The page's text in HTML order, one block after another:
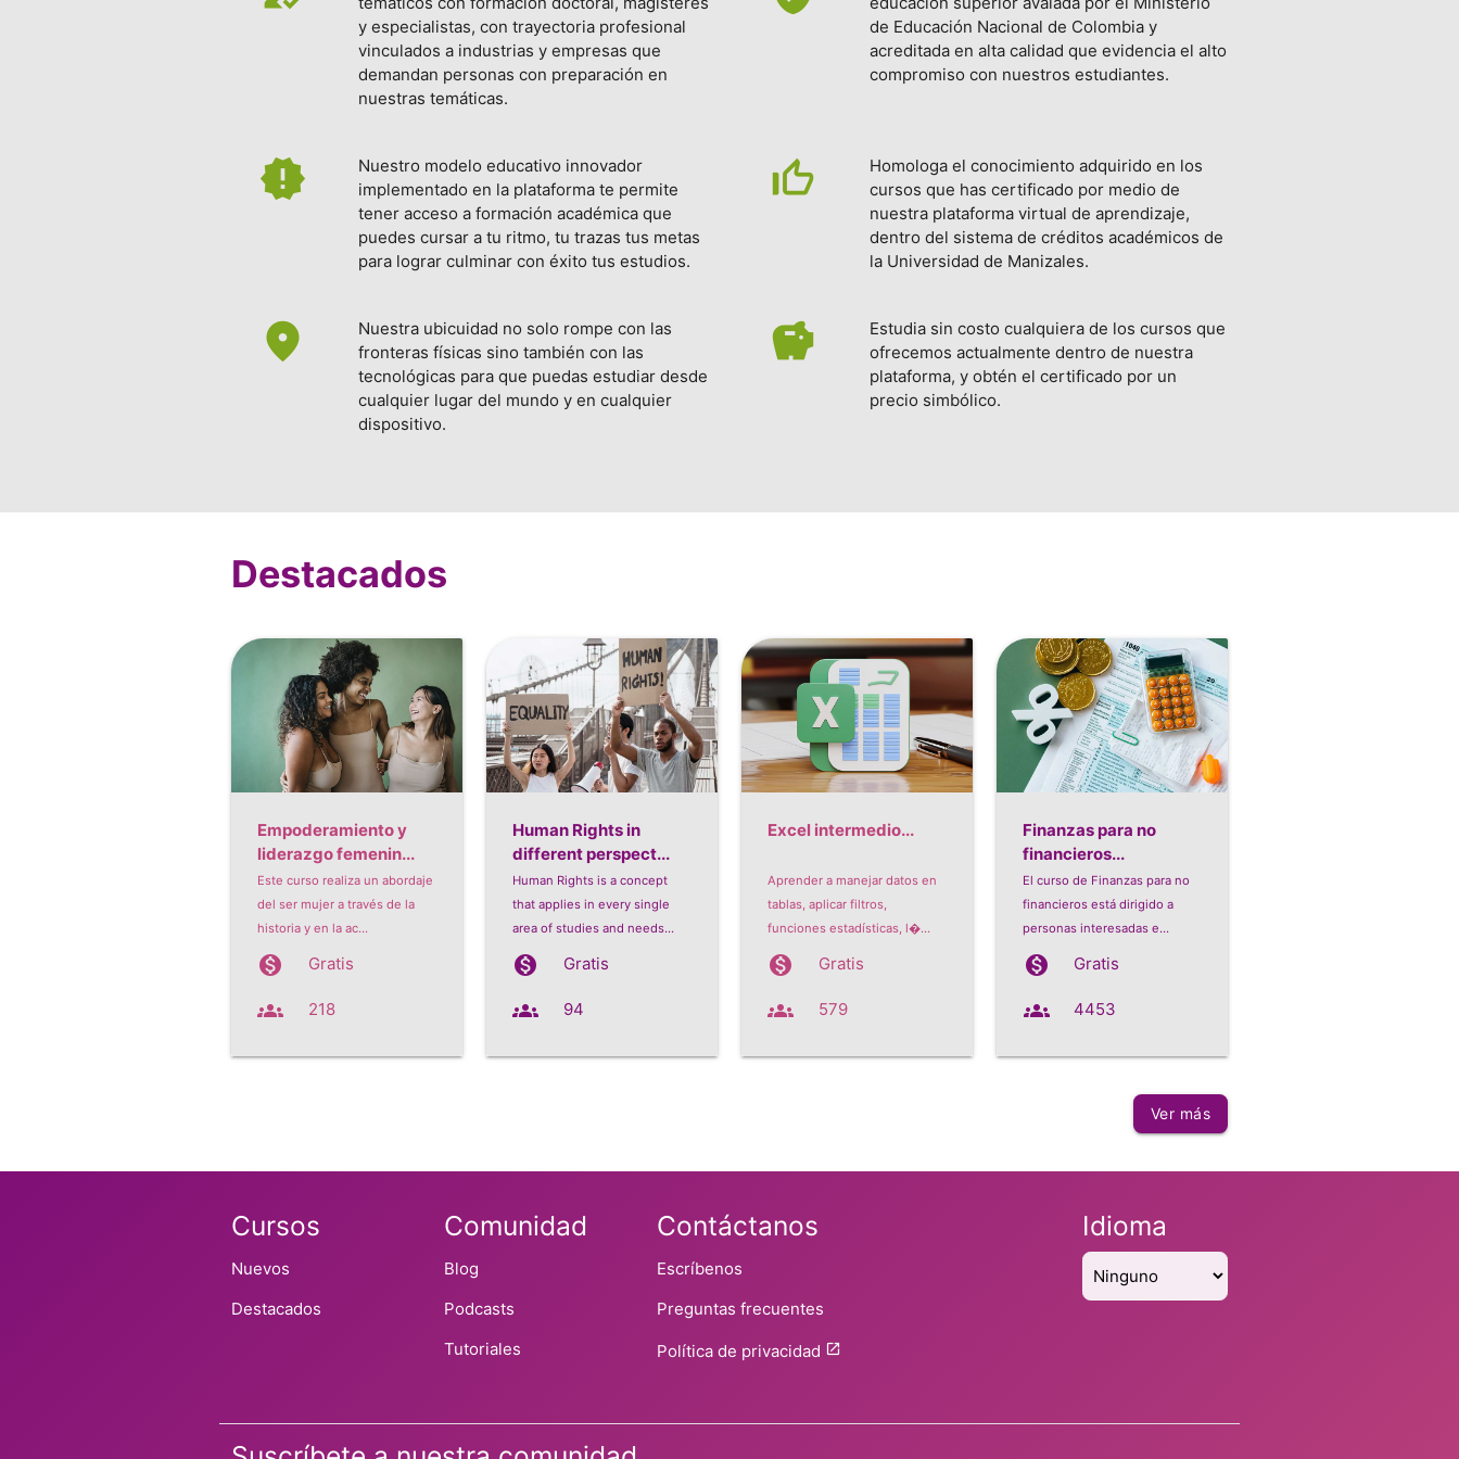
y especialistas, con trayectoria profesional
vinculados a industrias y empresas que
demandan personas con preparación en
nuestras temáticas.
de Educación Nacional de Colombia y
acreditada en alta calidad que evidencia el alto
compromiso con nuestros estudiantes.
new_releases
Nuestro modelo educativo innovador
implementado en la plataforma te permite
tener acceso a formación académica que
puedes cursar a tu ritmo, tu trazas tus metas
para lograr culminar con éxito tus estudios.
thumb_up_off_alt
Homologa el conocimiento adquirido en los
cursos que has certificado por medio de
nuestra plataforma virtual de aprendizaje,
dentro del sistema de créditos académicos de
la Universidad de Manizales.
fmd_good
Nuestra ubicuidad no solo rompe con las
fronteras físicas sino también con las
tecnológicas para que puedas estudiar desde
cualquier lugar del mundo y en cualquier
dispositivo.
savings
Estudia sin costo cualquiera de los cursos que
ofrecemos actualmente dentro de nuestra
plataforma, y obtén el certificado por un
precio simbólico.
Destacados
Empoderamiento y
liderazgo femenin...
Este curso realiza un abordaje
del ser mujer a través de la
historia y en la ac...
monetization_on Gratis
groups 218
Human Rights in
different perspect...
Human Rights is a concept
that applies in every single
area of studies and needs...
monetization_on Gratis
groups 94
Excel intermedio...
Aprender a manejar datos en
tablas, aplicar filtros,
funciones estadísticas, l�...
monetization_on Gratis
groups 579
Finanzas para no
financieros...
El curso de Finanzas para no
financieros está dirigido a
personas interesadas e...
monetization_on Gratis
groups 4453
Ver más
Cursos
Nuevos
Destacados
Comunidad
Blog
Podcasts
Tutoriales
Contáctanos
Escríbenos
Preguntas frecuentes
Política de privacidad
Idioma